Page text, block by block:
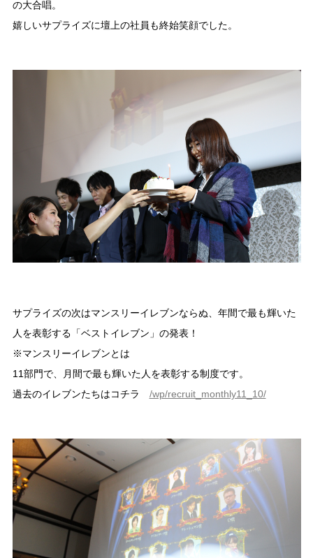
の大合唱。
嬉しいサプライズに壇上の社員も終始笑顔でした。
サプライズの次はマンスリーイレブンならぬ、年間で最も輝いた
人を表彰する「ベストイレブン」の発表！
※マンスリーイレブンとは
11部門で、月間で最も輝いた人を表彰する制度です。
過去のイレブンたちはコチラ /wp/recruit_monthly11_10/